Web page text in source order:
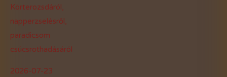
Körterozsdáról,
napperzselésről,
paradicsom
csúcsrothadásáról
2026-07-23